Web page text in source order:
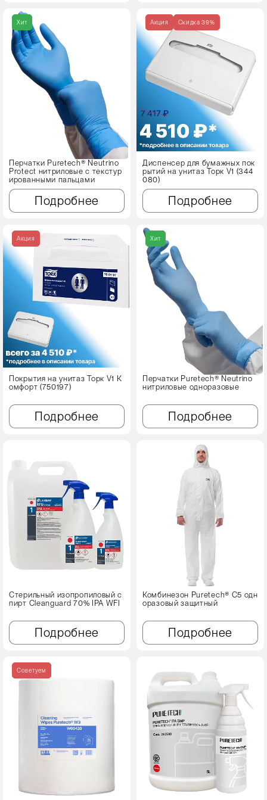
Хит
Перчатки Puretech® Neutrino
Protect нитриловые с текстур
ированными пальцами
Подробнее
Акция Cкидка 39%
Диспенсер для бумажных пок
рытий на унитаз Торк V1 (344
080)
Подробнее
Акция
Покрытия на унитаз Торк V1 К
омфорт (750197)
Подробнее
Хит
Перчатки Puretech® Neutrino
нитриловые одноразовые
Подробнее
Стерильный изопропиловый с
пирт Cleanguard 70% IPA WFI
Подробнее
Комбинезон Puretech® C5 одн
оразовый защитный
Подробнее
Советуем